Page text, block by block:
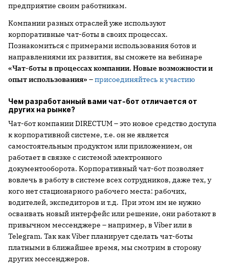
предприятие своим работникам.
Компании разных отраслей уже используют
корпоративные чат-боты в своих процессах.
Познакомиться с примерами использования ботов и
направлениями их развития, вы сможете на вебинаре
«Чат-боты в процессах компании. Новые возможности и
опыт использования» –присоединяйтесь к участию
Чем разработанный вами чат-бот отличается от
других на рынке?
Чат-бот компании DIRECTUM – это новое средство доступа
к корпоративной системе, т.е. он не является
самостоятельным продуктом или приложением, он
работает в связке с системой электронного
документооборота. Корпоративный чат-бот позволяет
вовлечь в работу в системе всех сотрудников, даже тех, у
кого нет стационарного рабочего места: рабочих,
водителей, экспедиторов и т.д. При этом им не нужно
осваивать новый интерфейс или решение, они работают в
привычном мессенджере – например, в Viber или в
Telegram. Так как Viber планирует сделать чат-боты
платными в ближайшее время, мы смотрим в сторону
других мессенджеров.